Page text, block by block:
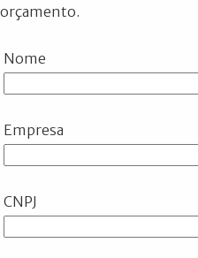
orçamento.
Nome
Empresa
CNPJ